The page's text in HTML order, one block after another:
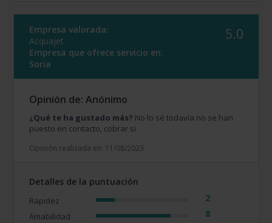
Empresa valorada:
Acquajet
Empresa que ofrece servicio en:
Soria
5.0
Opinión de: Anónimo
¿Qué te ha gustado más? No lo sé todavía no se han
puesto en contacto, cobrar si
Opinión realizada en: 11/08/2023
Detalles de la puntuación
Rapidez 2
Amabilidad 8